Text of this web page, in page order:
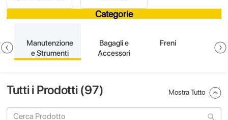
Categorie
Manutenzione
e Strumenti
Bagagli e
Accessori
Freni
Tutti i Prodotti (97) Mostra Tutto